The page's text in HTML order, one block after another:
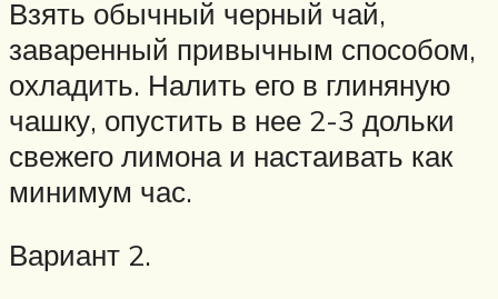
Взять обычный черный чай,
заваренный привычным способом,
охладить. Налить его в глиняную
чашку, опустить в нее 2-3 дольки
свежего лимона и настаивать как
минимум час.
Вариант 2.